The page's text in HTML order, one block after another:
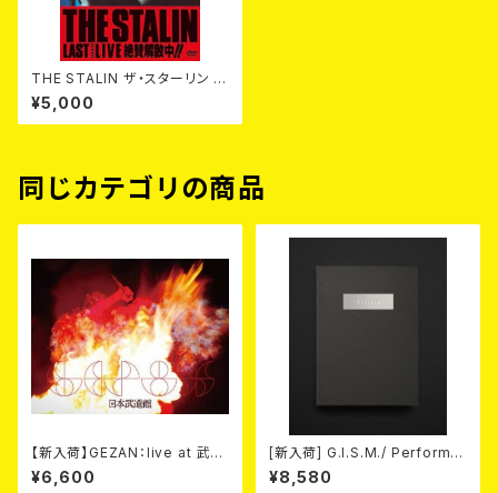
THE STALIN ザ・スターリン /
絶賛解散中!! 40th Anniversa
ry Edition DVD
¥5,000
同じカテゴリの商品
【新入荷】GEZAN：live at 武道
館 (Blu-ray)
¥6,600
[新入荷] G.I.S.M./ Performa
nce (DVD+CD)
¥8,580